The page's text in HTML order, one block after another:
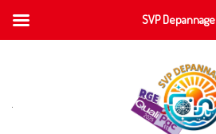
SVP Depannage